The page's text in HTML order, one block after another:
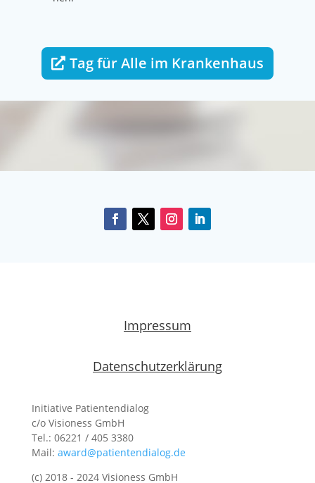
Tag für Alle im Kran­ken­haus
Impressum
Datenschutzerklärung
Initiative Patientendialog
c/o Visioness GmbH
Tel.: 06221 / 405 3380
Mail: award@patientendialog.de
(c) 2018 - 2024 Visioness GmbH